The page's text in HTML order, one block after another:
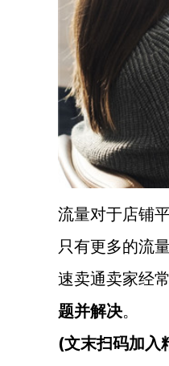
流量对于店铺
只有更多的流
速卖通卖家经
题并解决。
(文末扫码加入